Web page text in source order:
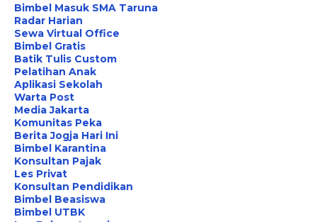
Bimbel Masuk SMA Taruna
Radar Harian
Sewa Virtual Office
Bimbel Gratis
Batik Tulis Custom
Pelatihan Anak
Aplikasi Sekolah
Warta Post
Media Jakarta
Komunitas Peka
Berita Jogja Hari Ini
Bimbel Karantina
Konsultan Pajak
Les Privat
Konsultan Pendidikan
Bimbel Beasiswa
Bimbel UTBK